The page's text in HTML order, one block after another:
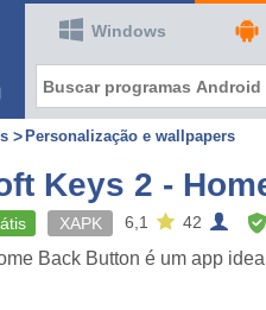
Windows
Personalização e wallpapers
Keys 2 -
XAPK 6,1 42
Back Button é um app